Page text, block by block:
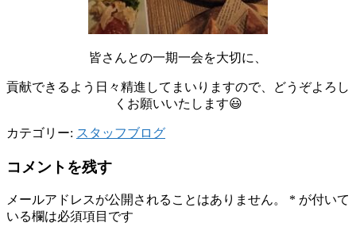
皆さんとの一期一会を大切に、
貢献できるよう日々精進してまいりますので、どうぞよろし
くお願いいたします😃
カテゴリー: スタッフブログ
コメントを残す
メールアドレスが公開されることはありません。 * が付いて
いる欄は必須項目です